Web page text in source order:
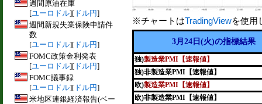
週間原油在庫
[ユーロドル][ ドル円]
週間新規失業保険申請件
数
[ユーロドル][ ドル円]
FOMC政策金利発表
[ユーロドル][ ドル円]
FOMC議事録
[ユーロドル][ ドル円]
米地区連銀経済報告(ベー
※チャートはTradingViewを使用
3月24日(火)の指標結果
独)製造業PMI【速報値】
独)非製造業PMI【速報値】
欧)製造業PMI【速報値】
欧)非製造業PMI【速報値】